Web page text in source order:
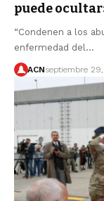
puede
“Condenen a los
enfermedad del…
ACNseptiembre